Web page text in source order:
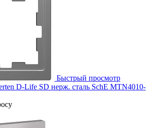
Быстрый просмотр
D-Life SD нерж. сталь SchE MTN4010-